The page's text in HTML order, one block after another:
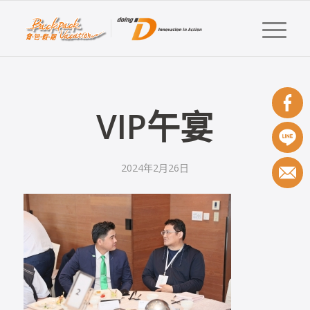
VIP午宴
2024年2月26日